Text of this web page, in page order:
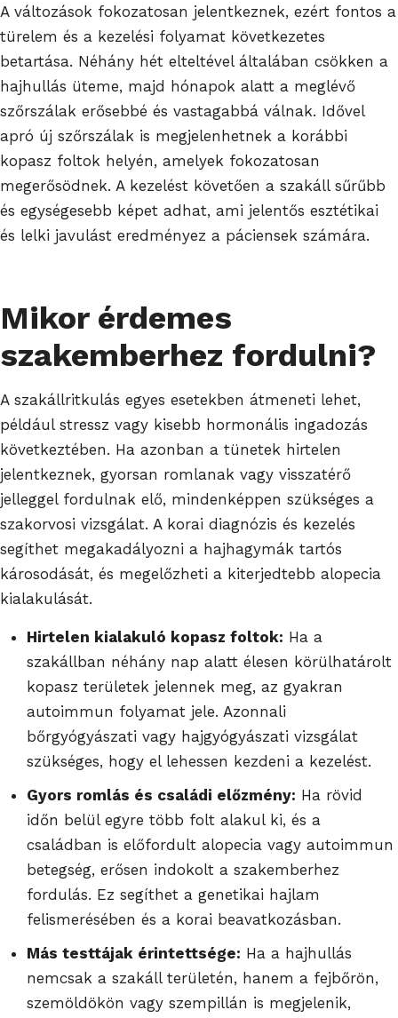
A változások fokozatosan jelentkeznek, ezért fontos a
türelem és a kezelési folyamat következetes
betartása. Néhány hét elteltével általában csökken a
hajhullás üteme, majd hónapok alatt a meglévő
szőrszálak erősebbé és vastagabbá válnak. Idővel
apró új szőrszálak is megjelenhetnek a korábbi
kopasz foltok helyén, amelyek fokozatosan
megerősödnek. A kezelést követően a szakáll sűrűbb
és egységesebb képet adhat, ami jelentős esztétikai
és lelki javulást eredményez a páciensek számára.
Mikor érdemes
szakemberhez fordulni?
A szakállritkulás egyes esetekben átmeneti lehet,
például stressz vagy kisebb hormonális ingadozás
következtében. Ha azonban a tünetek hirtelen
jelentkeznek, gyorsan romlanak vagy visszatérő
jelleggel fordulnak elő, mindenképpen szükséges a
szakorvosi vizsgálat. A korai diagnózis és kezelés
segíthet megakadályozni a hajhagymák tartós
károsodását, és megelőzheti a kiterjedtebb alopecia
kialakulását.
Hirtelen kialakuló kopasz foltok: Ha a
szakállban néhány nap alatt élesen körülhatárolt
kopasz területek jelennek meg, az gyakran
autoimmun folyamat jele. Azonnali
bőrgyógyászati vagy hajgyógyászati vizsgálat
szükséges, hogy el lehessen kezdeni a kezelést.
Gyors romlás és családi előzmény: Ha rövid
időn belül egyre több folt alakul ki, és a
családban is előfordult alopecia vagy autoimmun
betegség, erősen indokolt a szakemberhez
fordulás. Ez segíthet a genetikai hajlam
felismerésében és a korai beavatkozásban.
Más testtájak érintettsége: Ha a hajhullás
nemcsak a szakáll területén, hanem a fejbőrön,
szemöldökön vagy szempillán is megjelenik,